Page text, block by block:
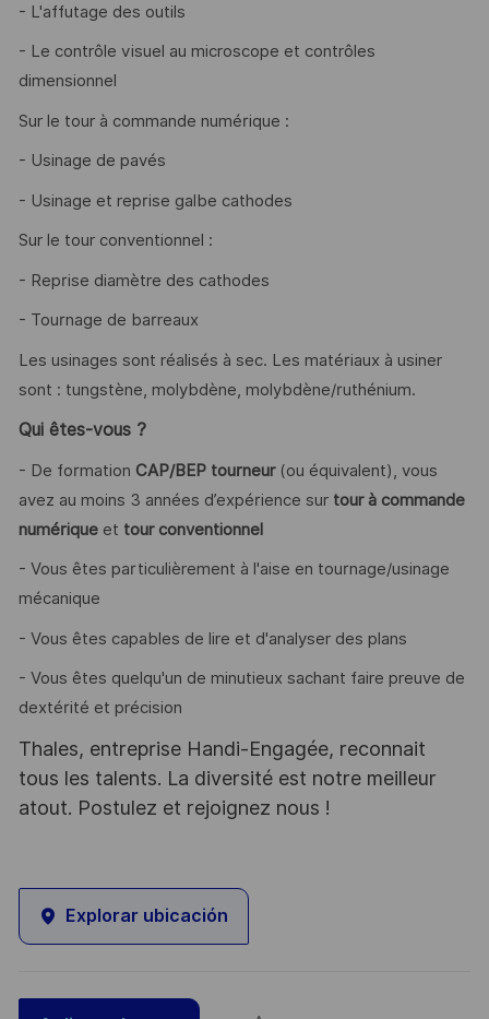
- L'affutage des outils
- Le contrôle visuel au microscope et contrôles
dimensionnel
Sur le tour à commande numérique :
- Usinage de pavés
- Usinage et reprise galbe cathodes
Sur le tour conventionnel :
- Reprise diamètre des cathodes
- Tournage de barreaux
Les usinages sont réalisés à sec. Les matériaux à usiner
sont : tungstène, molybdène, molybdène/ruthénium.
Qui êtes-vous ?
- De formation CAP/BEP tourneur(ou équivalent), vous
avez au moins 3 années d’expérience sur tour à commande
numériqueet tour conventionnel
- Vous êtes particulièrement à l'aise en tournage/usinage
mécanique
- Vous êtes capables de lire et d'analyser des plans
- Vous êtes quelqu'un de minutieux sachant faire preuve de
dextérité et précision
Thales, entreprise Handi-Engagée, reconnait
tous les talents. La diversité est notre meilleur
atout. Postulez et rejoignez nous !
Explorar ubicación